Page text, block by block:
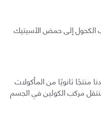
الكحول إلى حمض الأسيتيك
منتجًا ثانويًا من المأكولات
ينتقل مركب الكولين في الجسم